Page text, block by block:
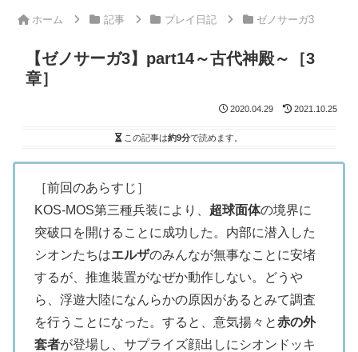
ホーム 記事 プレイ日記 ゼノサーガ3
【ゼノサーガ3】part14～古代神殿～［3
章］
2020.04.29 2021.10.25
この記事は約9分で読めます。
［前回のあらすじ］
KOS-MOS第三種兵装により、 超球面体の境界に
突破口を開けることに成功した。内部に潜入した
シオンたちはエルザのみんなが無事なことに安堵
するが、推進装置がなぜか動作しない。どうや
ら、浮遊大陸になんらかの原因があるとみて調査
を行うことになった。すると、意気揚々と赤の外
套者が登場し、サプライズ顔出しにシオンドッキ